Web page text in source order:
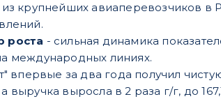
крупнейших авиаперевозчиков в
роста - сильная динамика
международных линиях.
впервые за два года получил
выручка выросла в 2 раза г/г, до